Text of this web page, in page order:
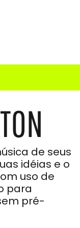
de seus
idéias e o
uso de
para
pré-